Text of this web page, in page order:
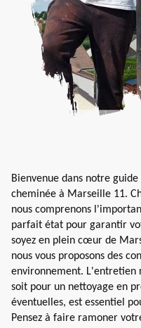
Bienvenue dans notre
cheminée à Marseille 11.
nous comprenons
parfait état pour garantir
soyez en plein cœur de
nous vous proposons des
environnement. L'entretien
soit pour un nettoyage en
éventuelles, est essentiel
Pensez à faire ramoner